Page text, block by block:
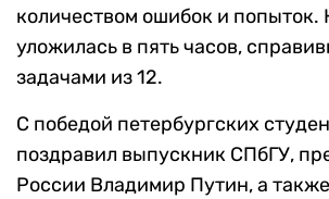
количеством ошибок и
уложилась в пять часов,
задачами из 12.
С победой петербургских
поздравил выпускник СПбГУ,
России Владимир Путин, а